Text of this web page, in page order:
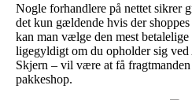
Nogle forhandlere på nettet sikrer
det kun gældende hvis der
kan man vælge den mest
ligegyldigt om du opholder sig
Skjern – vil være at få
pakkeshop.